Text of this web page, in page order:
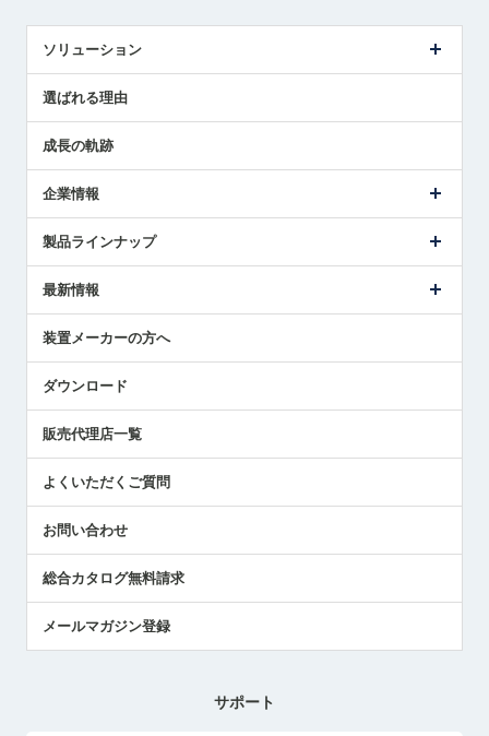
ソリューション
解決策提案
選ばれる理由
成長の軌跡
企業情報
ごあいさつ
受賞履歴
採用情報
国/地域/言語
製品ラインナップ
ツールセッタ製品
エアマイクロセンサ製品
最新情報
メトロールの技術
社員ブログ
中小企業のBCP地震対策
センサのテクニカルガイド
社長ブログ
装置メーカーの方へ
ダウンロード
販売代理店一覧
よくいただくご質問
お問い合わせ
総合カタログ無料請求
メールマガジン登録
サポート